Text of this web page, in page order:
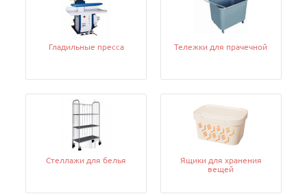
Гладильные пресса Тележки для прачечной
Стеллажи для белья
Ящики для хранения
вещей